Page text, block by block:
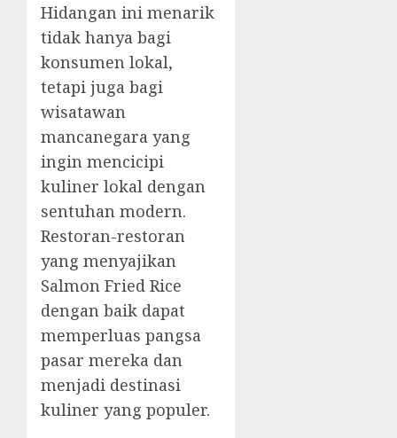
Hidangan ini menarik
tidak hanya bagi
konsumen lokal,
tetapi juga bagi
wisatawan
mancanegara yang
ingin mencicipi
kuliner lokal dengan
sentuhan modern.
Restoran-restoran
yang menyajikan
Salmon Fried Rice
dengan baik dapat
memperluas pangsa
pasar mereka dan
menjadi destinasi
kuliner yang populer.